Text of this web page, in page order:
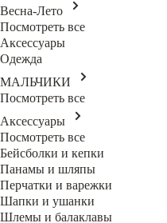
Весна-Лето
Посмотреть все
Аксессуары
Одежда
МАЛЬЧИКИ
Посмотреть все
Аксессуары
Посмотреть все
Бейсболки и кепки
Панамы и шляпы
Перчатки и варежки
Шапки и ушанки
Шлемы и балаклавы